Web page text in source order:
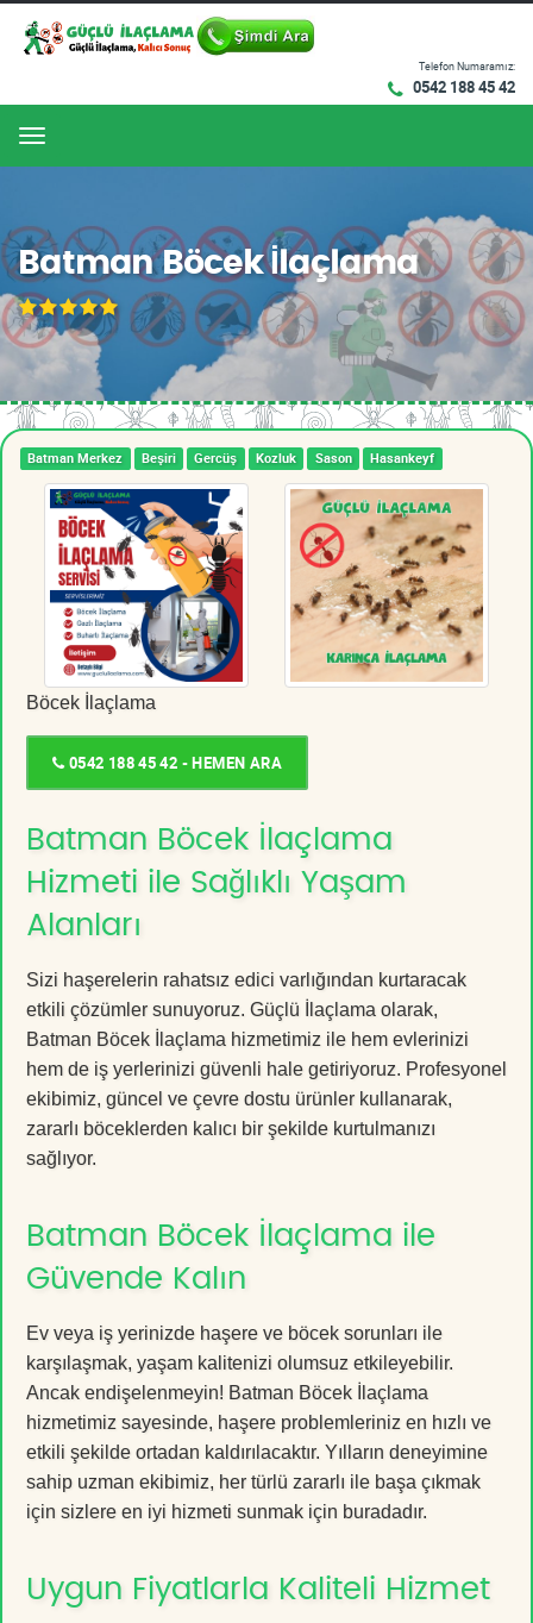
Telefon Numaramız:
0542 188 45 42
Menu
Batman Böcek İlaçlama
Batman Merkez Beşiri Gercüş Kozluk Sason Hasankeyf
Böcek İlaçlama
0542 188 45 42 - HEMEN ARA
Batman Böcek İlaçlama
Hizmeti ile Sağlıklı Yaşam
Alanları
Sizi haşerelerin rahatsız edici varlığından kurtaracak
etkili çözümler sunuyoruz. Güçlü İlaçlama olarak,
Batman Böcek İlaçlama hizmetimiz ile hem evlerinizi
hem de iş yerlerinizi güvenli hale getiriyoruz. Profesyonel
ekibimiz, güncel ve çevre dostu ürünler kullanarak,
zararlı böceklerden kalıcı bir şekilde kurtulmanızı
sağlıyor.
Batman Böcek İlaçlama ile
Güvende Kalın
Ev veya iş yerinizde haşere ve böcek sorunları ile
karşılaşmak, yaşam kalitenizi olumsuz etkileyebilir.
Ancak endişelenmeyin! Batman Böcek İlaçlama
hizmetimiz sayesinde, haşere problemleriniz en hızlı ve
etkili şekilde ortadan kaldırılacaktır. Yılların deneyimine
sahip uzman ekibimiz, her türlü zararlı ile başa çıkmak
için sizlere en iyi hizmeti sunmak için buradadır.
Uygun Fiyatlarla Kaliteli Hizmet